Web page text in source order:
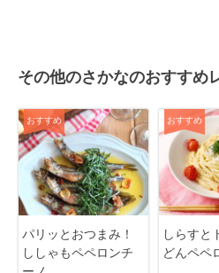
その他のさかなのおすすめ
おすすめ
パリッとおつまみ！
ししゃもペペロンチ
おすすめ
しらすと
どんペペ